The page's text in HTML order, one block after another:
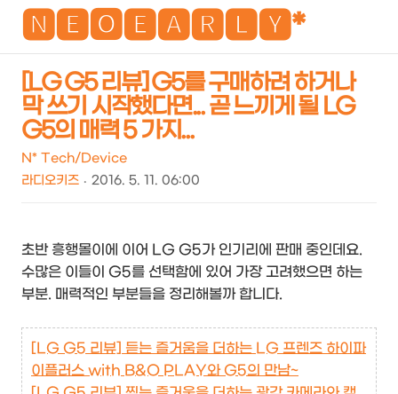
🅽🅴🅾🅴🅰🆁🅻🆈*
[LG G5 리뷰] G5를 구매하려 하거나
막 쓰기 시작했다면... 곧 느끼게 될 LG
G5의 매력 5 가지...
N* Tech/Device
라디오키즈
2016. 5. 11. 06:00
초반 흥행몰이에 이어 LG G5가 인기리에 판매 중인데요.
수많은 이들이 G5를 선택함에 있어 가장 고려했으면 하는
부분. 매력적인 부분들을 정리해볼까 합니다.
[LG G5 리뷰] 듣는 즐거움을 더하는 LG 프렌즈 하이파
이플러스 with B&O PLAY와 G5의 만남~